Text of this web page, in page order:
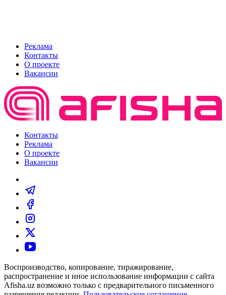
Реклама
Контакты
О проекте
Вакансии
Контакты
Реклама
О проекте
Вакансии
Воспроизводство, копирование, тиражирование,
распространение и иное использование информации с сайта
Afisha.uz возможно только с предварительного письменного